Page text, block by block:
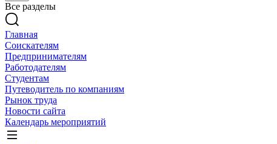
Все разделы
Главная
Соискателям
Предпринимателям
Работодателям
Студентам
Путеводитель по компаниям
Рынок труда
Новости сайта
Календарь мероприятий